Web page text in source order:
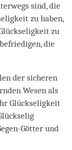
sind, die
zu haben,
zu
die
der sicheren
Wesen als
Glückseligkeit
Götter und